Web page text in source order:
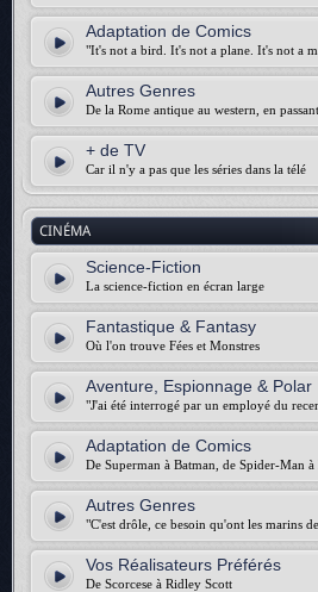
Adaptation de Comics
"It's not a bird. It's not a plane. It's not a
Autres Genres
De la Rome antique au western, en
+ de TV
Car il n'y a pas que les séries dans la télé
CINÉMA
Science-Fiction
La science-fiction en écran large
Fantastique & Fantasy
Où l'on trouve Fées et Monstres
Aventure, Espionnage & Polar
"J'ai été interrogé par un employé du
Adaptation de Comics
De Superman à Batman, de Spider-Man à
Autres Genres
"C'est drôle, ce besoin qu'ont les marins
Vos Réalisateurs Préférés
De Scorcese à Ridley Scott